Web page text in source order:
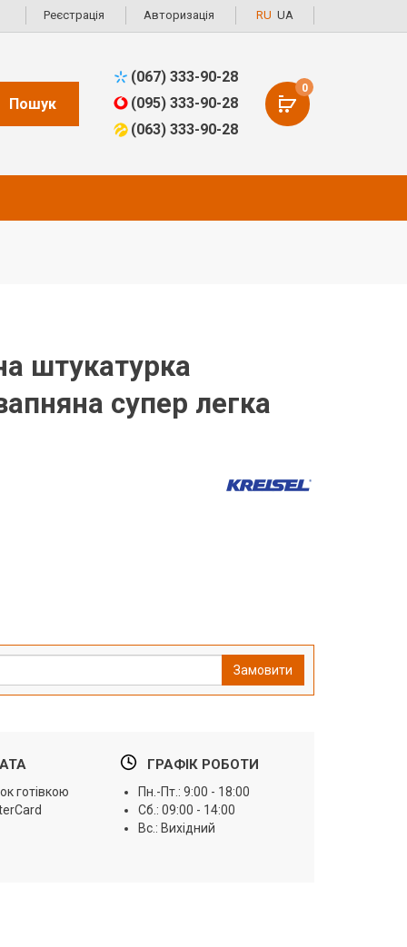
Реєстрація Авторизація RU UA
Пошук
(067) 333-90-28
(095) 333-90-28
(063) 333-90-28
0
штукатурка
супер легка
Замовити
готівкою
ГРАФІК РОБОТИ
Пн.-Пт.: 9:00 - 18:00
Сб.: 09:00 - 14:00
Вс.: Вихідний